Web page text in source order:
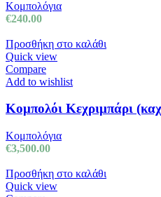
Κομπολόγια
€240.00
Προσθήκη στο καλάθι
Quick view
Compare
Add to wishlist
Κομπολόι Κεχριμπάρι
Κομπολόγια
€3,500.00
Προσθήκη στο καλάθι
Quick view